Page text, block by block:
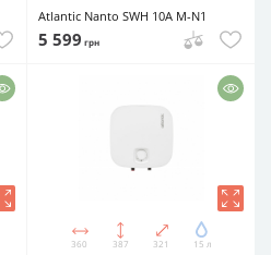
Atlantic Nanto SWH 10A M-N1
5 599 грн
360 387 321 15 л